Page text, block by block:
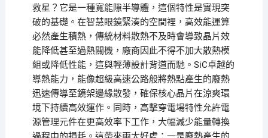
救星？它是一種寬能隙半導體，這個特性是實現突
破的基礎。在智慧眼鏡緊湊的空間裡，高效能運算
必然產生積熱，傳統材料散熱不及時會導致晶片效
能降低甚至過熱關機，廠商因此不得不加大散熱模
組或降低性能，這與輕薄設計背道而馳。SiC卓越的
導熱能力，能像超級高速公路般將熱點產生的廢熱
迅速傳導至鏡架邊緣散發，確保核心晶片在涼爽環
境下持續高效運作。同時，高擊穿電場特性允許電
源管理元件在更高效率下工作，大幅減少能量轉換